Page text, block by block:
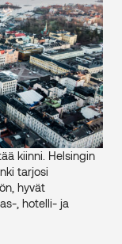
kiinni. Helsingin
tarjosi
hyvät
, hotelli- ja